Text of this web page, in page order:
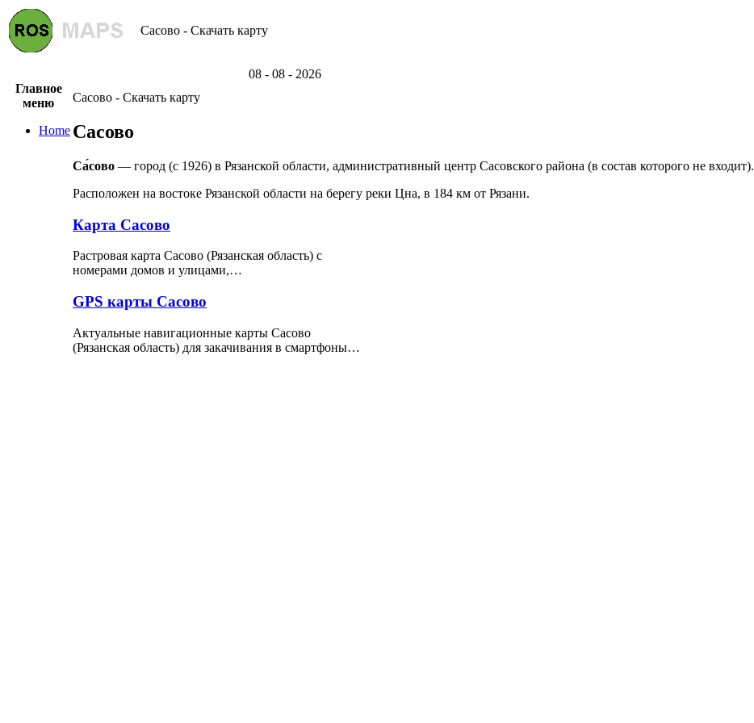
Сасово - Скачать карту
08 - 08 - 2026
Главное
меню
Home
Сасово - Скачать карту
Сасово
Са́сово — город (с 1926) в Рязанской области, административный центр Сасовского района (в состав которого не входит).
Расположен на востоке Рязанской области на берегу реки Цна, в 184 км от Рязани.
Карта Сасово
Растровая карта Сасово (Рязанская область) с
номерами домов и улицами,…
GPS карты Сасово
Актуальные навигационные карты Сасово
(Рязанская область) для закачивания в смартфоны…